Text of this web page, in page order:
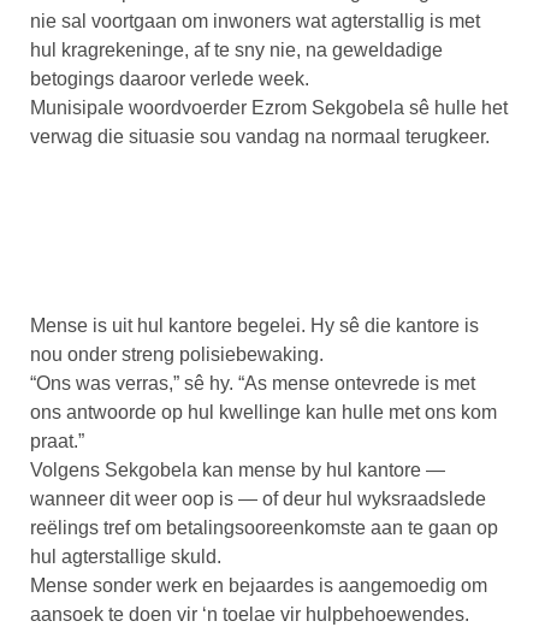
nie sal voortgaan om inwoners wat agterstallig is met
hul kragrekeninge, af te sny nie, na geweldadige
betogings daaroor verlede week.
Munisipale woordvoerder Ezrom Sekgobela sê hulle het
verwag die situasie sou vandag na normaal terugkeer.
Mense is uit hul kantore begelei. Hy sê die kantore is
nou onder streng polisiebewaking.
“Ons was verras,” sê hy. “As mense ontevrede is met
ons antwoorde op hul kwellinge kan hulle met ons kom
praat.”
Volgens Sekgobela kan mense by hul kantore —
wanneer dit weer oop is — of deur hul wyksraadslede
reëlings tref om betalingsooreenkomste aan te gaan op
hul agterstallige skuld.
Mense sonder werk en bejaardes is aangemoedig om
aansoek te doen vir ‘n toelae vir hulpbehoewendes.